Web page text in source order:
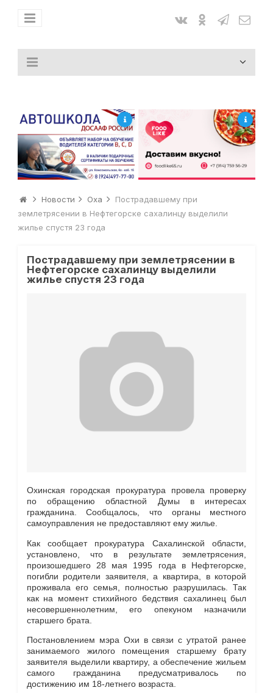
Новости Оха
Пострадавшему при
землетрясении в Нефтегорске сахалинцу выделили
жилье спустя 23 года
Пострадавшему при землетрясении в
Нефтегорске сахалинцу выделили
жилье спустя 23 года
Охинская городская прокуратура провела проверку
по обращению областной Думы в интересах
гражданина. Сообщалось, что органы местного
самоуправления не предоставляют ему жилье.
Как сообщает прокуратура Сахалинской области,
установлено, что в результате землетрясения,
произошедшего 28 мая 1995 года в Нефтегорске,
погибли родители заявителя, а квартира, в которой
проживала его семья, полностью разрушилась. Так
как на момент стихийного бедствия сахалинец был
несовершеннолетним, его опекуном назначили
старшего брата.
Постановлением мэра Охи в связи с утратой ранее
занимаемого жилого помещения старшему брату
заявителя выделили квартиру, а обеспечение жильем
самого гражданина предусматривалось по
достижению им 18-летнего возраста.